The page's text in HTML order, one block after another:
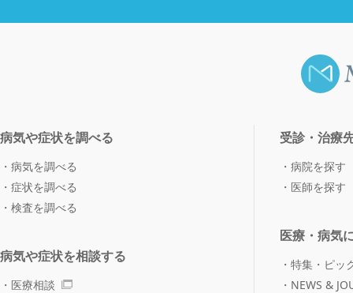
病気や症状を調べる
病気を調べる
症状を調べる
検査を調べる
病気や症状を相談する
医療相談
受診・治療
病院を探す
医師を探す
医療・病気
特集・ピッ
NEWS &